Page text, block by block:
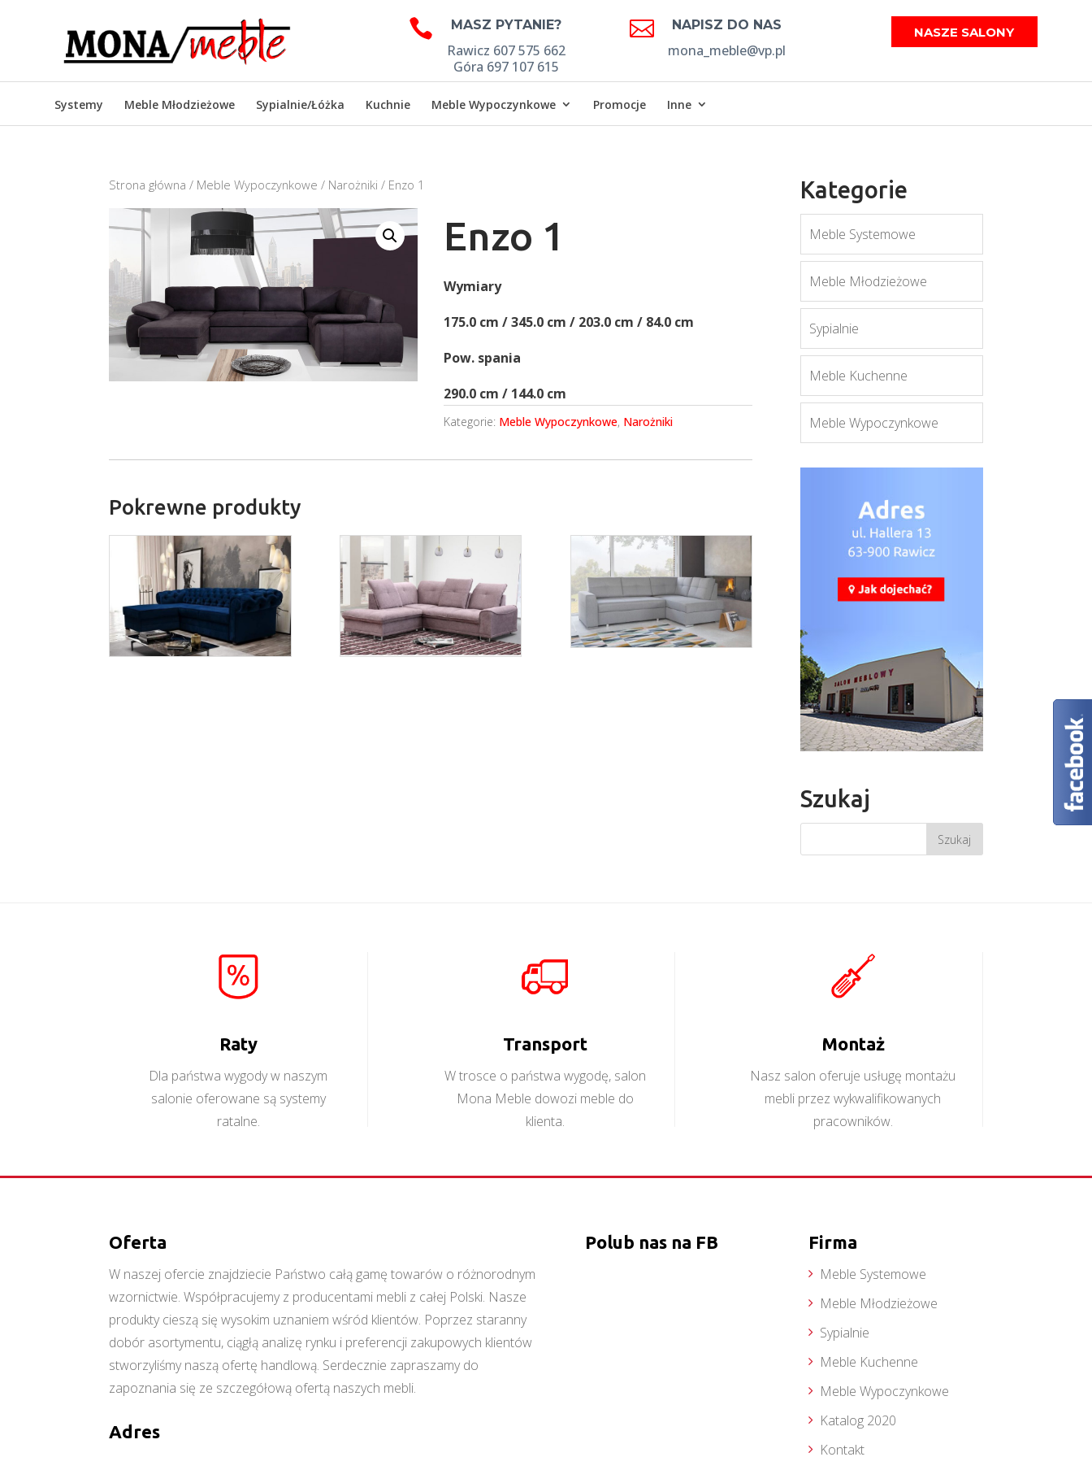
 MASZ PYTANIE?
Rawicz 607 575 662
Góra 697 107 615
 NAPISZ DO NAS
mona_meble@vp.pl
NASZE SALONY
Systemy Meble Młodzieżowe Sypialnie/Łóżka Kuchnie Meble Wypoczynkowe Promocje Inne
Strona główna / Meble Wypoczynkowe / Narożniki / Enzo 1
Enzo 1
Wymiary
175.0 cm / 345.0 cm / 203.0 cm / 84.0 cm
Pow. spania
290.0 cm / 144.0 cm
Kategorie: Meble Wypoczynkowe, Narożniki
Pokrewne produkty
Kategorie
Meble Systemowe
Meble Młodzieżowe
Sypialnie
Meble Kuchenne
Meble Wypoczynkowe
Szukaj
Raty
Dla państwa wygody w naszym
salonie oferowane są systemy
ratalne.
Transport
W trosce o państwa wygodę, salon
Mona Meble dowozi meble do
klienta.
Montaż
Nasz salon oferuje usługę montażu
mebli przez wykwalifikowanych
pracowników.
Oferta
W naszej ofercie znajdziecie Państwo całą gamę towarów o różnorodnym
wzornictwie. Współpracujemy z producentami mebli z całej Polski. Nasze
produkty cieszą się wysokim uznaniem wśród klientów. Poprzez staranny
dobór asortymentu, ciągłą analizę rynku i preferencji zakupowych klientów
stworzyliśmy naszą ofertę handlową. Serdecznie zapraszamy do
zapoznania się ze szczegółową ofertą naszych mebli.
Adres
Polub nas na FB Firma
Meble Systemowe
Meble Młodzieżowe
Sypialnie
Meble Kuchenne
Meble Wypoczynkowe
Katalog 2020
Kontakt